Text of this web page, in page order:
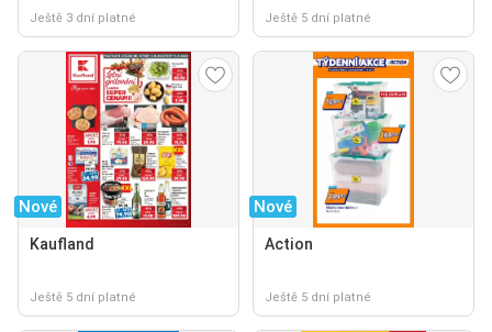
Ještě 3 dní platné Ještě 5 dní platné
Nové
Kaufland
Ještě 5 dní platné
Nové
Action
Ještě 5 dní platné